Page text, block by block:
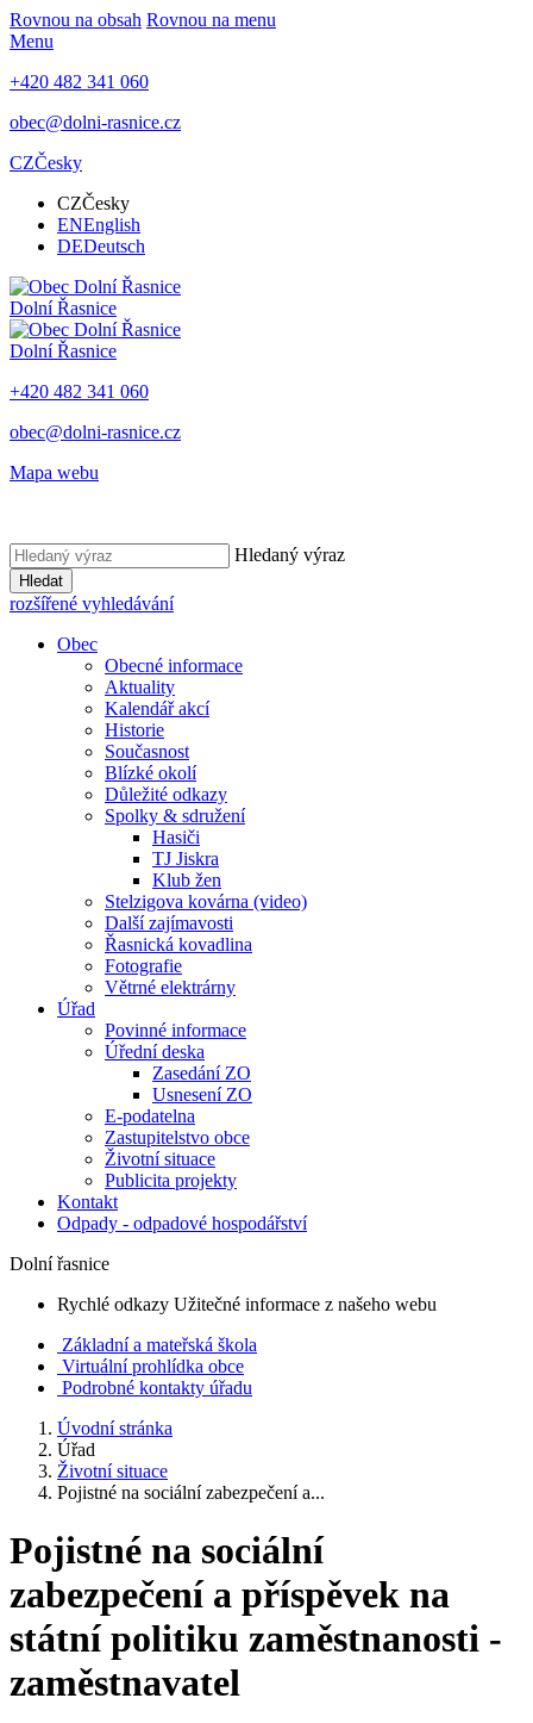
Rovnou na obsah Rovnou na menu
Menu
+420 482 341 060
obec@dolni-rasnice.cz
CZČesky
CZČesky
ENEnglish
DEDeutsch
Dolní Řasnice
Dolní Řasnice
+420 482 341 060
obec@dolni-rasnice.cz
Mapa webu
Hledaný výraz
Hledat
rozšířené vyhledávání
Obec
Obecné informace
Aktuality
Kalendář akcí
Historie
Současnost
Blízké okolí
Důležité odkazy
Spolky & sdružení
Hasiči
TJ Jiskra
Klub žen
Stelzigova kovárna (video)
Další zajímavosti
Řasnická kovadlina
Fotografie
Větrné elektrárny
Úřad
Povinné informace
Úřední deska
Zasedání ZO
Usnesení ZO
E-podatelna
Zastupitelstvo obce
Životní situace
Publicita projekty
Kontakt
Odpady - odpadové hospodářství
Dolní řasnice
Rychlé odkazy Užitečné informace z našeho webu
Základní a mateřská škola
Virtuální prohlídka obce
Podrobné kontakty úřadu
Úvodní stránka
Úřad
Životní situace
Pojistné na sociální zabezpečení a...
Pojistné na sociální
zabezpečení a příspěvek na
státní politiku zaměstnanosti -
zaměstnavatel